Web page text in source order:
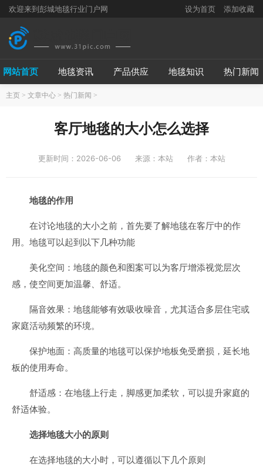
欢迎来到彭城地毯行业门户网 设为首页 添加收藏
网站首页 地毯资讯 产品供应 地毯知识 热门新闻
主页 > 文章中心 > 热门新闻 >
客厅地毯的大小怎么选择
更新时间：2026-06-06 来源：本站 作者：本站
地毯的作用
在讨论地毯的大小之前，首先要了解地毯在客厅中的作
用。地毯可以起到以下几种功能
美化空间：地毯的颜色和图案可以为客厅增添视觉层次
感，使空间更加温馨、舒适。
隔音效果：地毯能够有效吸收噪音，尤其适合多层住宅或
家庭活动频繁的环境。
保护地面：高质量的地毯可以保护地板免受磨损，延长地
板的使用寿命。
舒适感：在地毯上行走，脚感更加柔软，可以提升家庭的
舒适体验。
选择地毯大小的原则
在选择地毯的大小时，可以遵循以下几个原则